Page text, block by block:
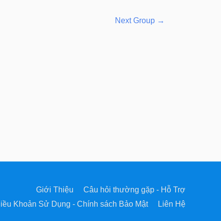
Next Group →
Giới Thiệu
Câu hỏi thường gặp - Hỗ Trợ
Khoản Sử Dụng - Chính sách Bảo Mật
Liên Hệ